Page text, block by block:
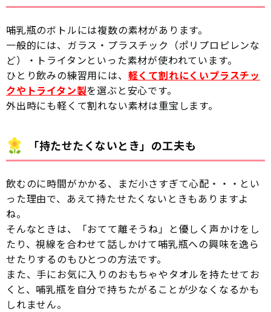
哺乳瓶のボトルには複数の素材があります。
一般的には、ガラス・プラスチック（ポリプロピレンな
ど）・トライタンといった素材が使われています。
ひとり飲みの練習用には、 軽くて割れにくいプラスチッ
クやトライタン製を選ぶと安心です。
外出時にも軽くて割れない素材は重宝します。
「持たせたくないとき」の工夫も
飲むのに時間がかかる、まだ小さすぎて心配・・・とい
った理由で、あえて持たせたくないときもありますよ
ね。
そんなときは、「おてて離そうね」と優しく声かけをし
たり、視線を合わせて話しかけて哺乳瓶への興味を逸ら
せたりするのもひとつの方法です。
また、手にお気に入りのおもちゃやタオルを持たせてお
くと、哺乳瓶を自分で持ちたがることが少なくなるかも
しれません。